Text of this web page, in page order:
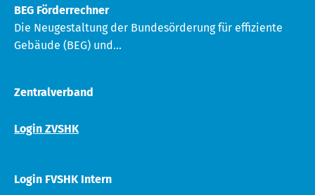
BEG Förderrechner
Die Neugestaltung der Bundesörderung für effiziente
Gebäude (BEG) und...
Zentralverband
Login ZVSHK
Login FVSHK Intern